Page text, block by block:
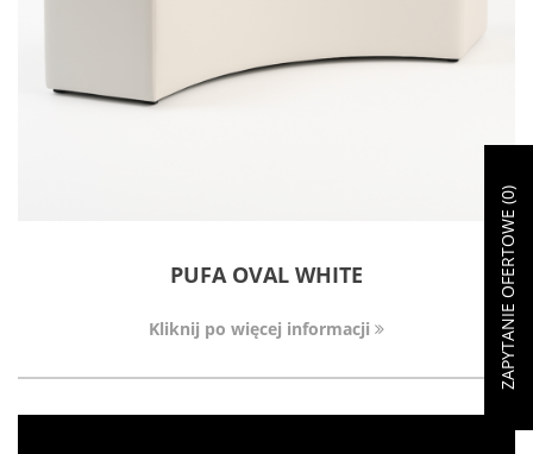
PUFA OVAL WHITE
Kliknij po więcej informacji ZAPYTANIE OFERTOWE (
0
)